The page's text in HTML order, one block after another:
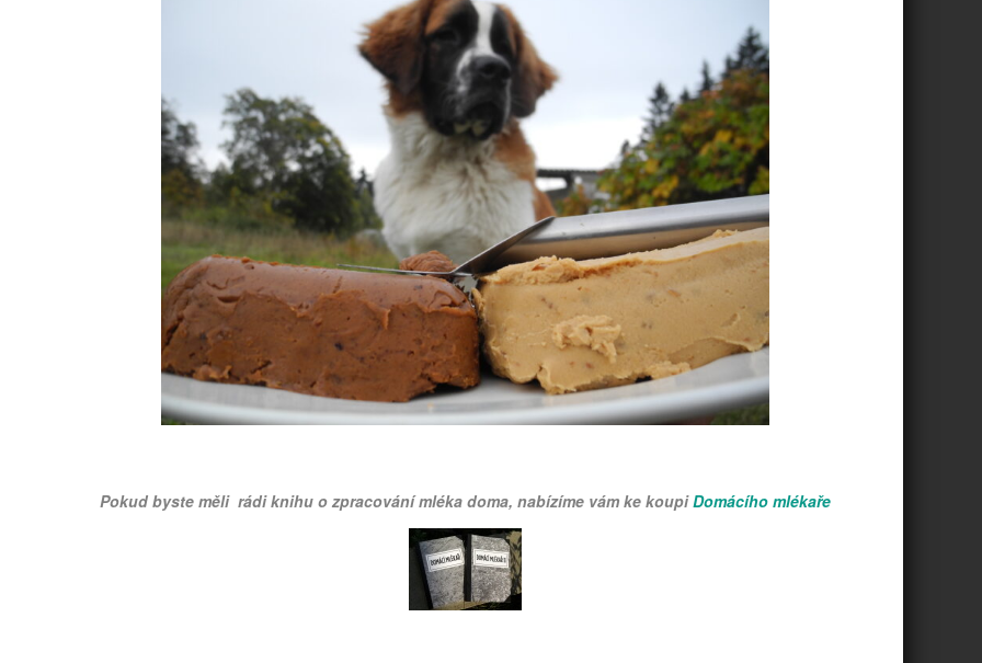
Pokud byste měli rádi knihu o zpracování mléka doma, nabízíme vám ke koupiDomácího mlékaře